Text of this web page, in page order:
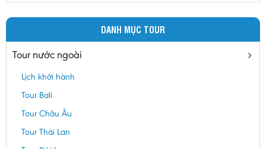
DANH MỤC TOUR
Tour nước ngoài
Lịch khởi hành
Tour Bali
Tour Châu Âu
Tour Thái Lan